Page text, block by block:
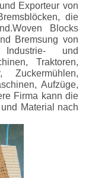
Exporteur von
die
Blocks
Bremsung von
Industrie- und
Traktoren,
Zuckermühlen,
Aufzüge,
Firma kann die
Material nach